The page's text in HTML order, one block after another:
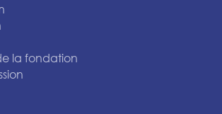
la fondation